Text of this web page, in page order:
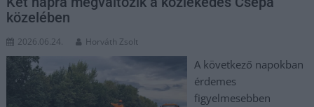
közelében
2026.06.24. Horváth Zsolt
A következő napokban
érdemes
figyelmesebben